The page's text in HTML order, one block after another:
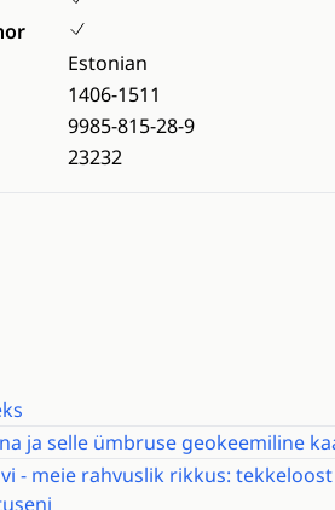
Estonian
1406-1511
9985-815-28-9
23232
ja selle ümbruse geokeemiline
- meie rahvuslik rikkus: